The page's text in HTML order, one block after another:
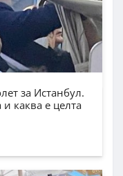
за Истанбул.
каква е целта